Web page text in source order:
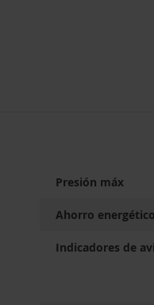
Presión máx
Ahorro
Indicadores de